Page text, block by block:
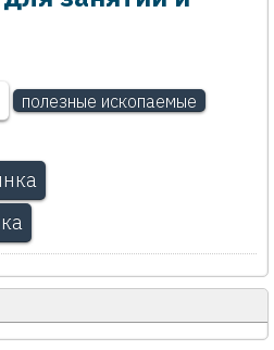
полезные ископаемые